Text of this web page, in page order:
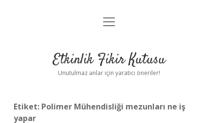
Anasayfa
Yasal Uyarı
menüyü
Etkinlik Fikir Kutusu
Unutulmaz anlar için yaratıcı öneriler!
Etiket: Polimer Mühendisliği mezunları ne iş
yapar